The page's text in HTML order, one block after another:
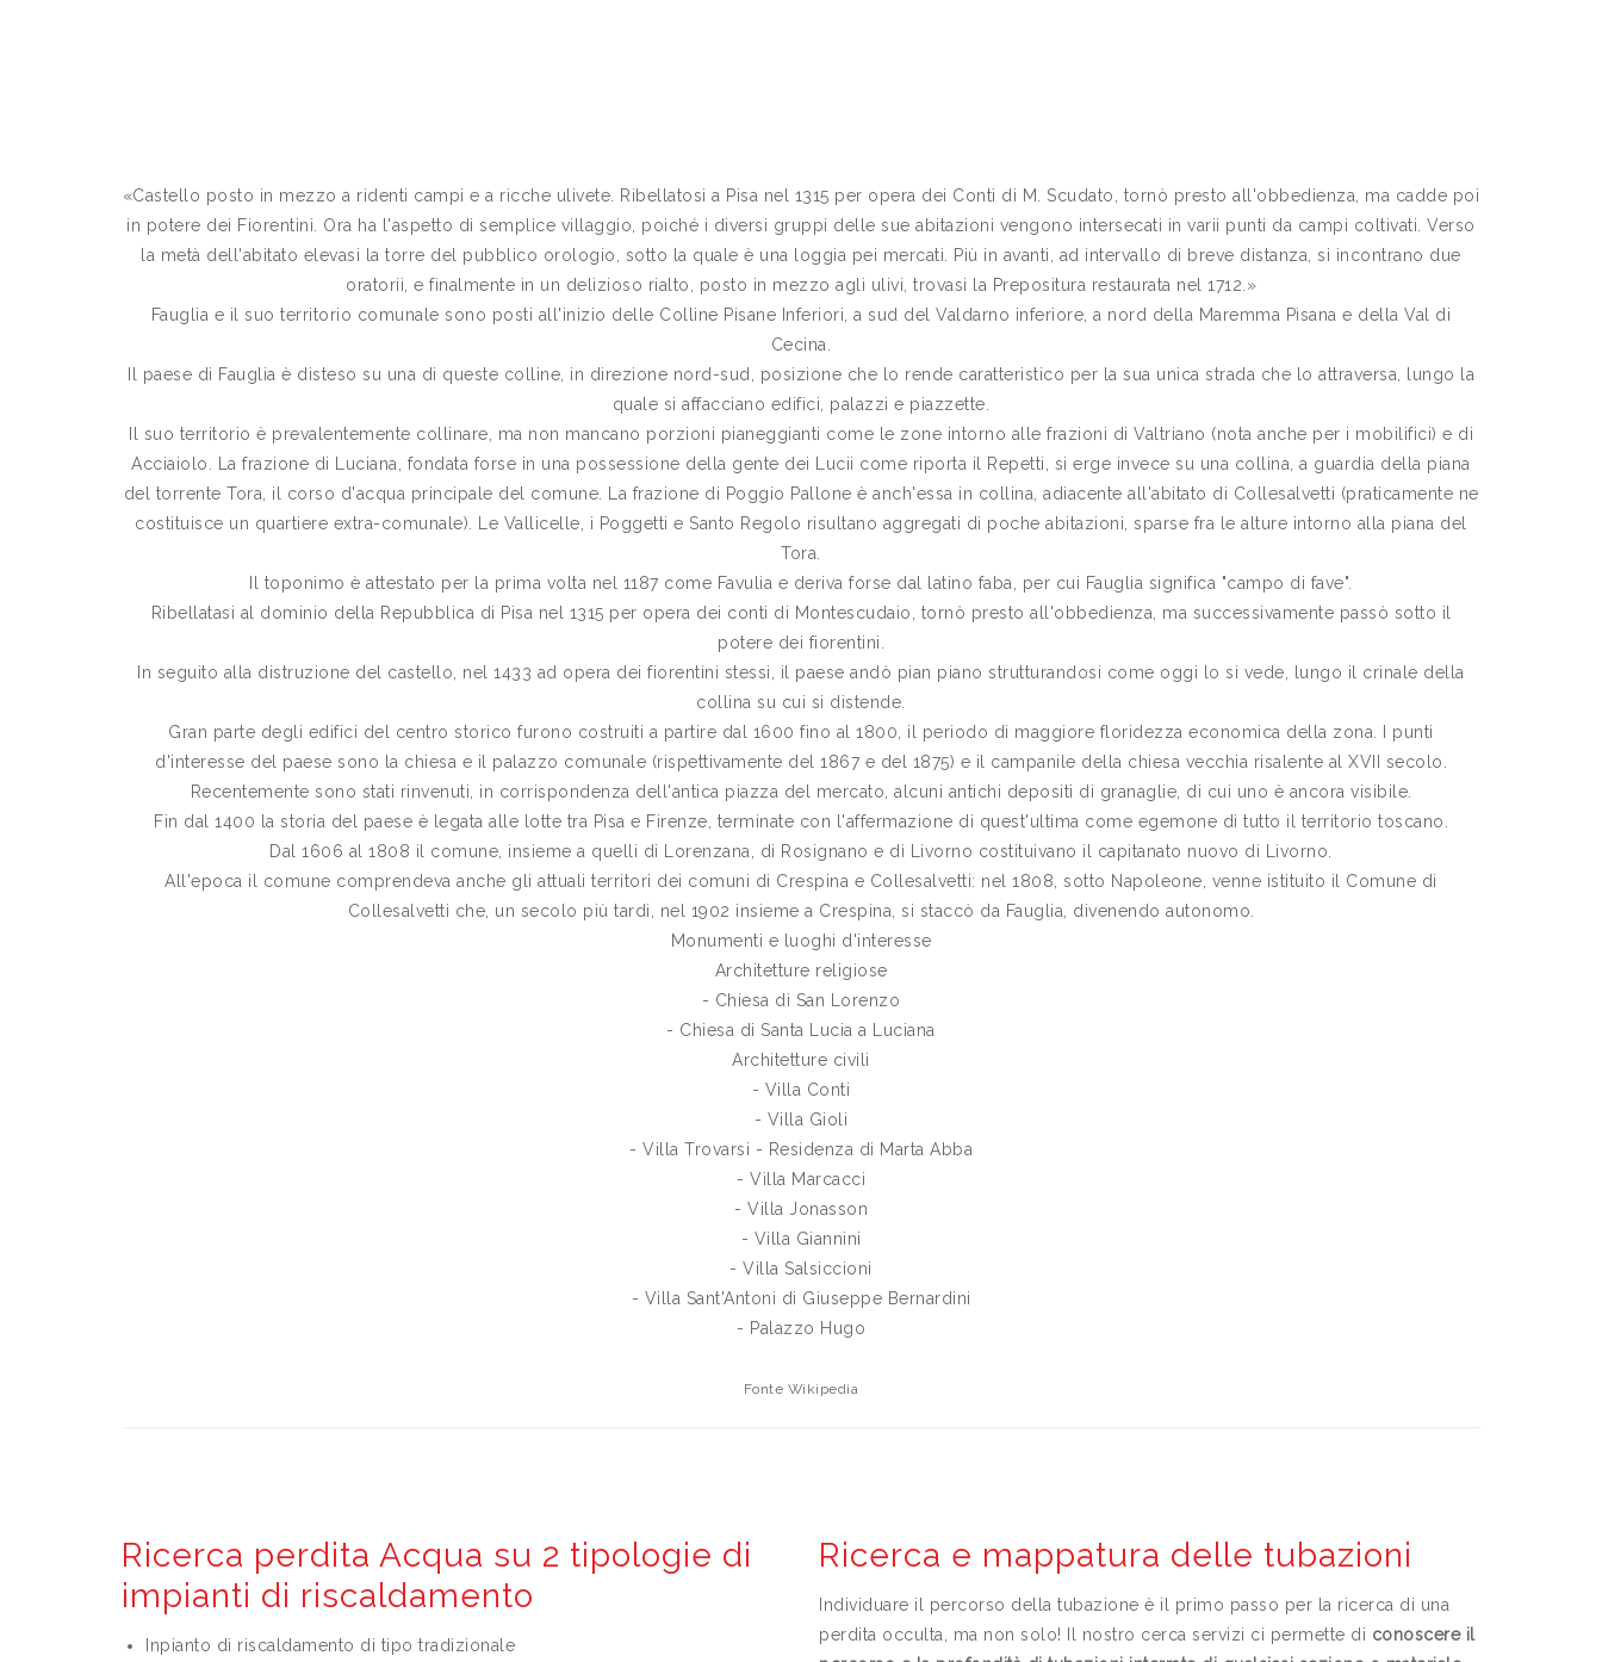
«Castello posto in mezzo a ridenti campi e a ricche ulivete. Ribellatosi a Pisa nel 1315 per opera dei Conti di M. Scudato, tornò presto all'obbedienza, ma cadde poi
in potere dei Fiorentini. Ora ha l'aspetto di semplice villaggio, poiché i diversi gruppi delle sue abitazioni vengono intersecati in varii punti da campi coltivati. Verso
la metà dell'abitato elevasi la torre del pubblico orologio, sotto la quale è una loggia pei mercati. Più in avanti, ad intervallo di breve distanza, si incontrano due
oratorii, e finalmente in un delizioso rialto, posto in mezzo agli ulivi, trovasi la Prepositura restaurata nel 1712.»
Fauglia e il suo territorio comunale sono posti all'inizio delle Colline Pisane Inferiori, a sud del Valdarno inferiore, a nord della Maremma Pisana e della Val di
Cecina.
Il paese di Fauglia è disteso su una di queste colline, in direzione nord-sud, posizione che lo rende caratteristico per la sua unica strada che lo attraversa, lungo la
quale si affacciano edifici, palazzi e piazzette.
Il suo territorio è prevalentemente collinare, ma non mancano porzioni pianeggianti come le zone intorno alle frazioni di Valtriano (nota anche per i mobilifici) e di
Acciaiolo. La frazione di Luciana, fondata forse in una possessione della gente dei Lucii come riporta il Repetti, si erge invece su una collina, a guardia della piana
del torrente Tora, il corso d'acqua principale del comune. La frazione di Poggio Pallone è anch'essa in collina, adiacente all'abitato di Collesalvetti (praticamente ne
costituisce un quartiere extra-comunale). Le Vallicelle, i Poggetti e Santo Regolo risultano aggregati di poche abitazioni, sparse fra le alture intorno alla piana del
Tora.
Il toponimo è attestato per la prima volta nel 1187 come Favulia e deriva forse dal latino faba, per cui Fauglia significa "campo di fave".
Ribellatasi al dominio della Repubblica di Pisa nel 1315 per opera dei conti di Montescudaio, tornò presto all'obbedienza, ma successivamente passò sotto il
potere dei fiorentini.
In seguito alla distruzione del castello, nel 1433 ad opera dei fiorentini stessi, il paese andò pian piano strutturandosi come oggi lo si vede, lungo il crinale della
collina su cui si distende.
Gran parte degli edifici del centro storico furono costruiti a partire dal 1600 fino al 1800, il periodo di maggiore floridezza economica della zona. I punti
d'interesse del paese sono la chiesa e il palazzo comunale (rispettivamente del 1867 e del 1875) e il campanile della chiesa vecchia risalente al XVII secolo.
Recentemente sono stati rinvenuti, in corrispondenza dell'antica piazza del mercato, alcuni antichi depositi di granaglie, di cui uno è ancora visibile.
Fin dal 1400 la storia del paese è legata alle lotte tra Pisa e Firenze, terminate con l'affermazione di quest'ultima come egemone di tutto il territorio toscano.
Dal 1606 al 1808 il comune, insieme a quelli di Lorenzana, di Rosignano e di Livorno costituivano il capitanato nuovo di Livorno.
All'epoca il comune comprendeva anche gli attuali territori dei comuni di Crespina e Collesalvetti: nel 1808, sotto Napoleone, venne istituito il Comune di
Collesalvetti che, un secolo più tardi, nel 1902 insieme a Crespina, si staccò da Fauglia, divenendo autonomo.
Monumenti e luoghi d'interesse
Architetture religiose
- Chiesa di San Lorenzo
- Chiesa di Santa Lucia a Luciana
Architetture civili
- Villa Conti
- Villa Gioli
- Villa Trovarsi - Residenza di Marta Abba
- Villa Marcacci
- Villa Jonasson
- Villa Giannini
- Villa Salsiccioni
- Villa Sant'Antoni di Giuseppe Bernardini
- Palazzo Hugo
Fonte Wikipedia
Ricerca perdita Acqua su 2 tipologie di
impianti di riscaldamento
Inpianto di riscaldamento di tipo tradizionale
Ricerca e mappatura delle tubazioni
Individuare il percorso della tubazione è il primo passo per la ricerca di una
perdita occulta, ma non solo! Il nostro cerca servizi ci permette di conoscere il